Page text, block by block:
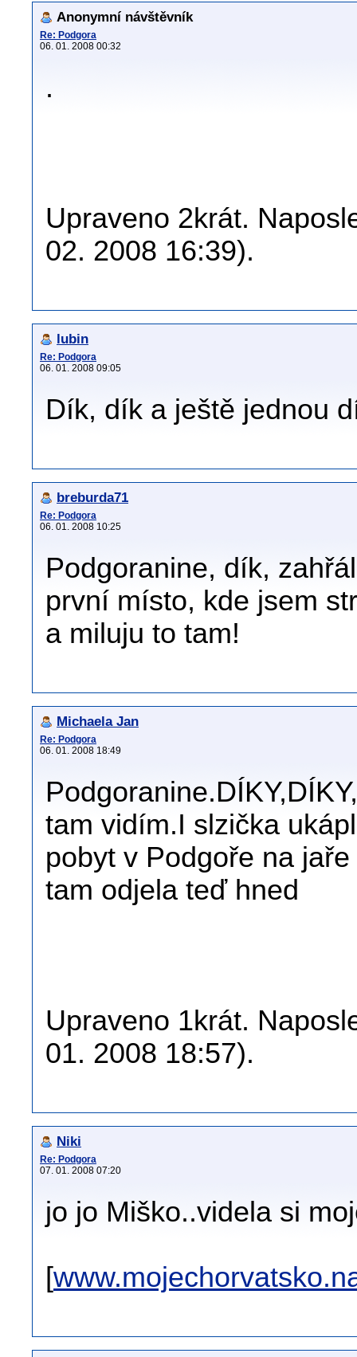
Anonymní návštěvník
Re: Podgora
06. 01. 2008 00:32
.
Upraveno 2krát.
02. 2008 16:39).
lubin
Re: Podgora
06. 01. 2008 09:05
Dík, dík a ještě jednou
breburda71
Re: Podgora
06. 01. 2008 10:25
Podgoranine, dík,
první místo, kde jsem
a miluju to tam!
Michaela Jan
Re: Podgora
06. 01. 2008 18:49
tam vidím.I slzička
pobyt v Podgoře na
tam odjela teď hned
Upraveno 1krát.
01. 2008 18:57).
Niki
Re: Podgora
07. 01. 2008 07:20
jo jo Miško..videla si
[